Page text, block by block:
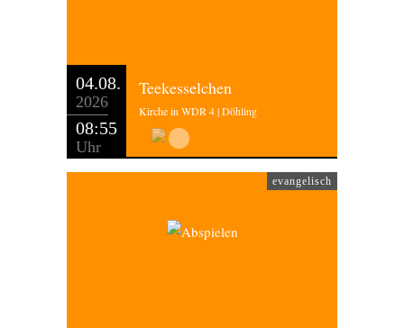
04.08.
2026
08:55
Uhr
Teekesselchen
Kirche in WDR 4 | Döhling
evangelisch